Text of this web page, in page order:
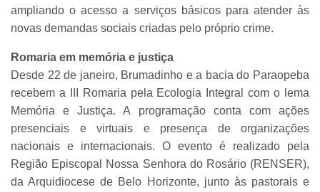
ampliando o acesso a serviços básicos para atender às
novas demandas sociais criadas pelo próprio crime.
Romaria em memória e justiça
Desde 22 de janeiro, Brumadinho e a bacia do Paraopeba
recebem a III Romaria pela Ecologia Integral com o lema
Memória e Justiça. A programação conta com ações
presenciais e virtuais e presença de organizações
nacionais e internacionais. O evento é realizado pela
Região Episcopal Nossa Senhora do Rosário (RENSER),
da Arquidiocese de Belo Horizonte, junto às pastorais e